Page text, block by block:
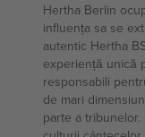
Hertha Berlin
influența sa se
autentic Hertha
experiență unică
responsabili
de mari
parte a